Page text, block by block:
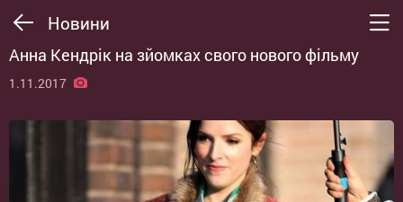
Новини
Анна Кендрік на зйомках свого нового фільму
1.11.2017